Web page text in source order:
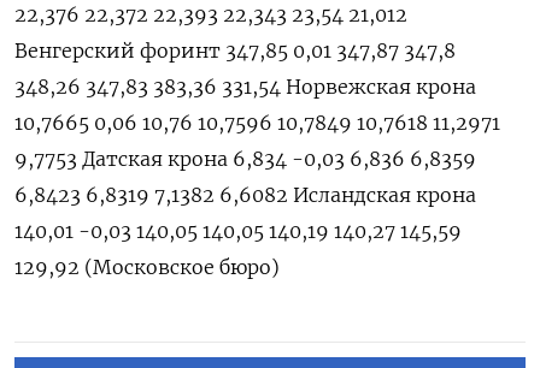
22,376 22,372 22,393 22,343 23,54 21,012
Венгерский форинт 347,85 0,01 347,87 347,8
348,26 347,83 383,36 331,54 Норвежская крона
10,7665 0,06 10,76 10,7596 10,7849 10,7618 11,2971
9,7753 Датская крона 6,834 -0,03 6,836 6,8359
6,8423 6,8319 7,1382 6,6082 Исландская крона
140,01 -0,03 140,05 140,05 140,19 140,27 145,59
129,92 (Московское бюро)